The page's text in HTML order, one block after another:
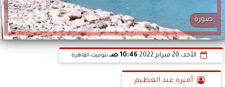
صورة
الأحد، 20 فبراير 2022 10:46 صـ بتوقيت القاهرة
أميرة عبد العظيم